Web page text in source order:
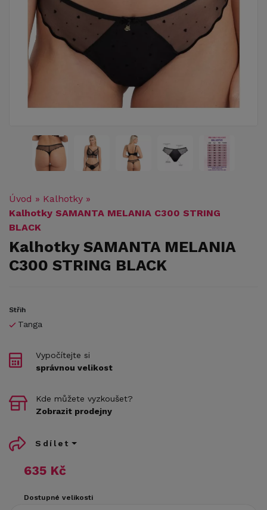
Úvod » Kalhotky »
Kalhotky SAMANTA MELANIA C300 STRING
BLACK
Kalhotky SAMANTA MELANIA
C300 STRING BLACK
Střih
Tanga
635 Kč
Dostupné velikosti
Vypočítejte si
správnou velikost
Kde můžete vyzkoušet?
Zobrazit prodejny
Sdílet